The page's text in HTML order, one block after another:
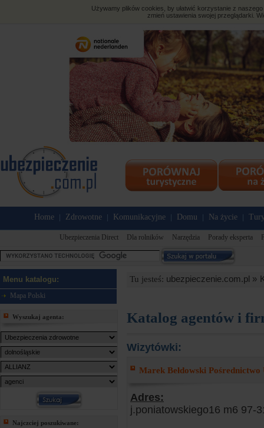
Używamy plików cookies, by ułatwić korzystanie z
zmień ustawienia swojej przeglądarki.
Home Zdrowotne Komunikacyjne Domu Na życie
Ubezpieczenia Direct Dla rolników Narzędzia Porady eksperta
Menu katalogu:
Mapa Polski
Wyszukaj agenta:
Najczciej poszukiwane:
Tu jesteś: ubezpieczenie.com.pl »
Katalog agentów i
Wizytówki:
Marek Bełdowski
Adres:
j.poniatowskiego16 m6 97-